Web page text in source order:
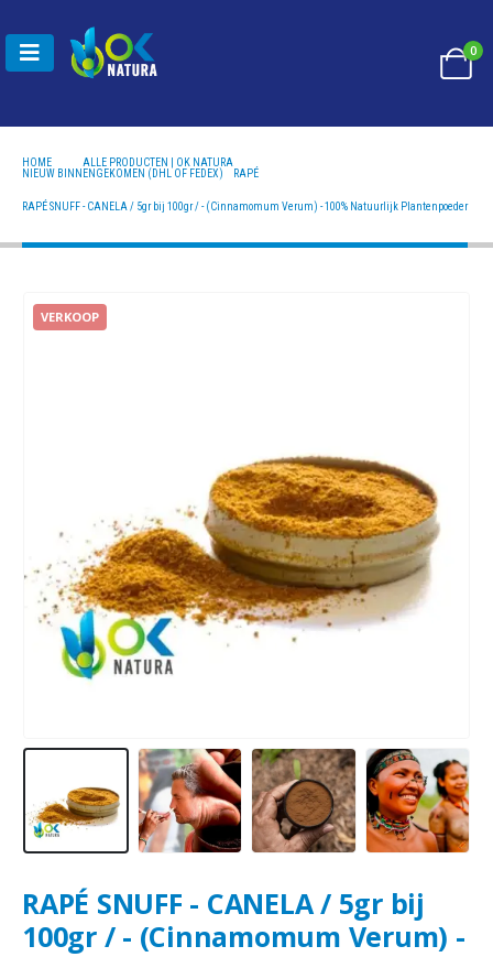
0
HOME
ALLE PRODUCTEN | OK NATURA
NIEUW BINNENGEKOMEN (DHL OF FEDEX)
RAPÉ
RAPÉ SNUFF - CANELA / 5GR BIJ 100GR / - (CINNAMOMUM VERUM) - 100% NATUURLIJK
RAPÉ SNUFF - CANELA / 5gr bij 100gr / - (Cinnamomum Verum) - 100% Natuurlijk Plantenpoeder
VERKOOP
RAPÉ SNUFF - CANELA / 5gr bij
100gr / - (Cinnamomum Verum) -